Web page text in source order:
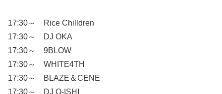
17:30～ Rice Chilldren
17:30～ DJ OKA
17:30～ 9BLOW
17:30～ WHITE4TH
17:30～ BLAZE＆CENE
17:30～ DJ O-ISHI